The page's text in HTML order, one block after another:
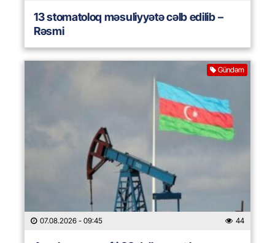
13 stomatoloq məsuliyyətə cəlb edilib –
Rəsmi
Gündəm
07.08.2026 - 09:45 44